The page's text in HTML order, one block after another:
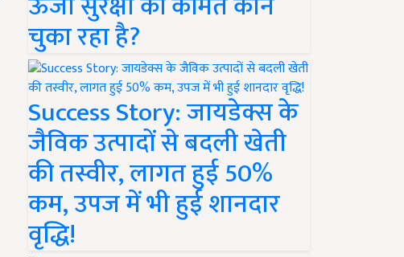
चुका रहा है?
Success Story: जायडेक्स के
जैविक उत्पादों से बदली खेती
की तस्वीर, लागत हुई 50%
कम, उपज में भी हुई शानदार
वृद्धि!